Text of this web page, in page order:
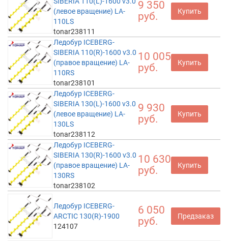
(левое вращение) LA-
110LS
tonar238111
9 350
руб.
Купить
Ледобур ICEBERG-
SIBERIA 110(R)-1600 v3.0
(правое вращение) LA-
110RS
tonar238101
10 005
руб.
Купить
Ледобур ICEBERG-
SIBERIA 130(L)-1600 v3.0
(левое вращение) LA-
130LS
tonar238112
9 930
руб.
Купить
Ледобур ICEBERG-
SIBERIA 130(R)-1600 v3.0
(правое вращение) LA-
130RS
tonar238102
10 630
руб.
Купить
Ледобур ICEBERG-
ARCTIC 130(R)-1900
124107
6 050
руб.
Предзаказ